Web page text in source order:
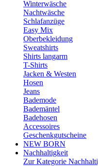
Winterwäsche
Nachtwäsche
Schlafanzüge
Easy Mix
Oberbekleidung
Sweatshirts
Shirts langarm
T-Shirts
Jacken & Westen
Hosen
Jeans
Bademode
Bademäntel
Badehosen
Accessoires
Geschenkgutscheine
NEW BORN
Nachhaltigkeit
Zur Kategorie